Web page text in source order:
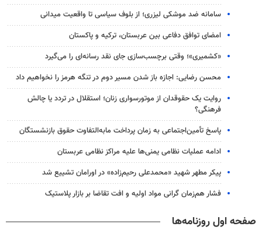
سامانه ضد موشکی لیزری؛ از بلوف سیاسی تا واقعیت میدانی
امضای توافق دفاعی بین عربستان، ترکیه و پاکستان
«کشمیری»؛ وقتی برچسب‌سازی جای نقد رسانه‌ای را می‌گیرد
محسن رضایی: اجازه باز شدن مسیر دوم در تنگه هرمز را نخواهیم داد
روایت یک حقوقدان از موتورسواری زنان؛ استقلال در تردد یا چالش
فرهنگی؟
پاسخ تأمین‌اجتماعی به زمان پرداخت مابه‌التفاوت حقوق بازنشستگان
ادامه عملیات نظامی یمنی‌ها علیه مراکز نظامی عربستان
پیکر مطهر شهید «محمدعلی رحیم‌زاده» در اورامان تشییع شد
فشار هم‌زمان گرانی مواد اولیه و افت تقاضا بر بازار پلاستیک
صفحه اول روزنامه‌ها